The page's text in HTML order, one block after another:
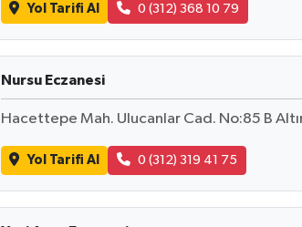
Yol Tarifi Al 0 (312) 368 10 79
Nursu Eczanesi
Hacettepe Mah. Ulucanlar Cad. No:85 B
Yol Tarifi Al 0 (312) 319 41 75